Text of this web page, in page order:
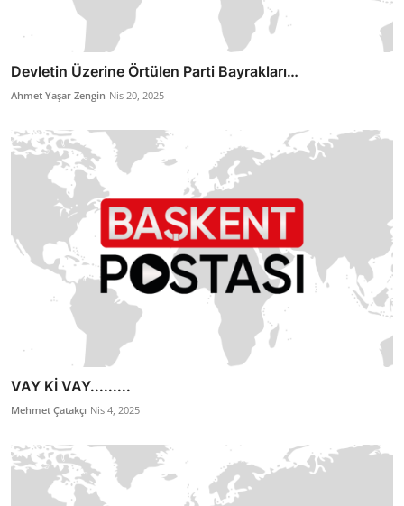
Devletin Üzerine Örtülen Parti Bayrakları…
Ahmet Yaşar Zengin Nis 20, 2025
VAY Kİ VAY.........
Mehmet Çatakçı Nis 4, 2025